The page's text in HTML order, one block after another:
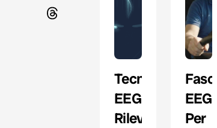
Tecnologia
EEG
Rilevamento
Fascia
EEG
Per